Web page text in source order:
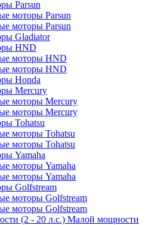
Parsun
моторы Parsun
моторы Parsun
Gladiator
HND
моторы HND
моторы HND
Honda
Mercury
моторы Mercury
моторы Mercury
Tohatsu
моторы Tohatsu
моторы Tohatsu
Yamaha
моторы Yamaha
моторы Yamaha
Golfstream
моторы Golfstream
моторы Golfstream
Малой мощности